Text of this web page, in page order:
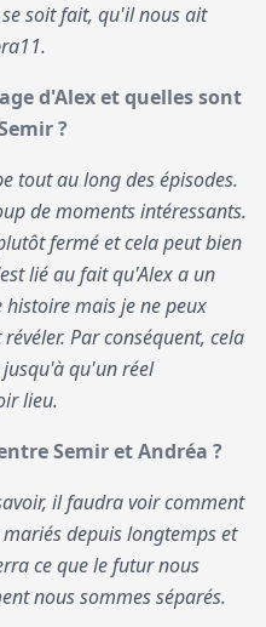
soit fait, qu'il nous ait
d'Alex et quelles sont
?
tout au long des épisodes.
de moments intéressants.
fermé et cela peut bien
lié au fait qu'Alex a un
mais je ne peux
Par conséquent, cela
qu'un réel
lieu.
Semir et Andréa ?
il faudra voir comment
depuis longtemps et
ce que le futur nous
nous sommes séparés.